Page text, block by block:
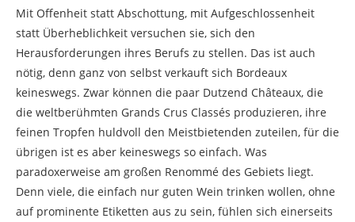
Mit Offenheit statt Abschottung, mit Aufgeschlossenheit
statt Überheblichkeit versuchen sie, sich den
Herausforderungen ihres Berufs zu stellen. Das ist auch
nötig, denn ganz von selbst verkauft sich Bordeaux
keineswegs. Zwar können die paar Dutzend Châteaux, die
die weltberühmten Grands Crus Classés produzieren, ihre
feinen Tropfen huldvoll den Meistbietenden zuteilen, für die
übrigen ist es aber keineswegs so einfach. Was
paradoxerweise am großen Renommé des Gebiets liegt.
Denn viele, die einfach nur guten Wein trinken wollen, ohne
auf prominente Etiketten aus zu sein, fühlen sich einerseits